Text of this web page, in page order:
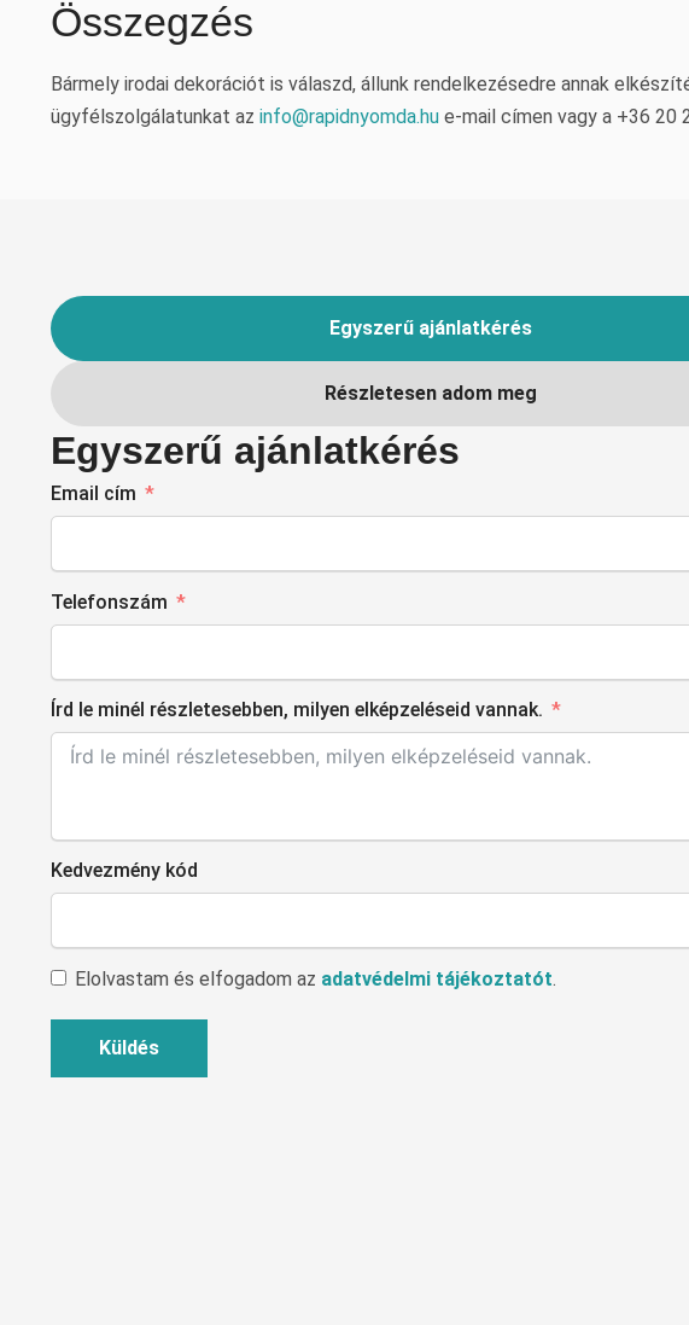
Összegzés
Bármely irodai dekorációt is válaszd, állunk rendelkezésedre annak
ügyfélszolgálatunkat az info@rapidnyomda.hu e-mail címen vagy a +36 20
Egyszerű ajánlatkérés
Részletesen adom meg
Egyszerű ajánlatkérés
Email cím
Telefonszám
Írd le minél részletesebben, milyen elképzeléseid vannak.
Kedvezmény kód
Elolvastam és elfogadom az adatvédelmi tájékoztatót.
Küldés